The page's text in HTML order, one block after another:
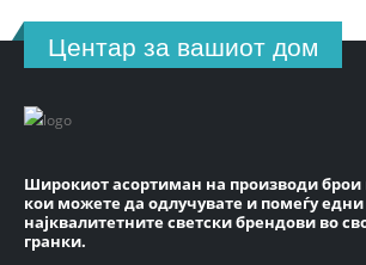
Центар за вашиот дом
Широкиот асортиман на производи брои
кои можете да одлучувате и помеѓу
најквалитетните светски брендови во
гранки.